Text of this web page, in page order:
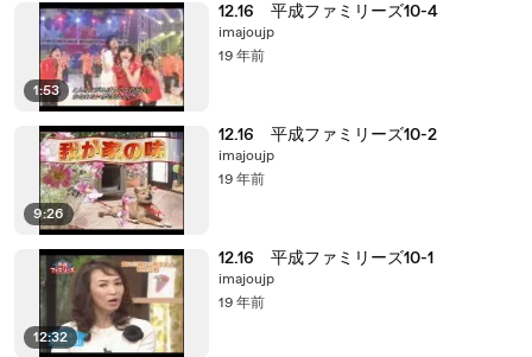
1:53
12.16 平成ファミリーズ10-4
imajoujp
19 年前
9:26
12.16 平成ファミリーズ10-2
imajoujp
19 年前
12:32
12.16 平成ファミリーズ10-1
imajoujp
19 年前